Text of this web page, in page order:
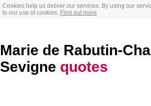
Cookies help us deliver our services. By using our
to our use of cookies. Find out more
Marie de Rabutin-
Sevigne quotes